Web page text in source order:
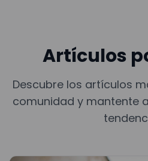
Artículos
Descubre los artículos
comunidad y mantente